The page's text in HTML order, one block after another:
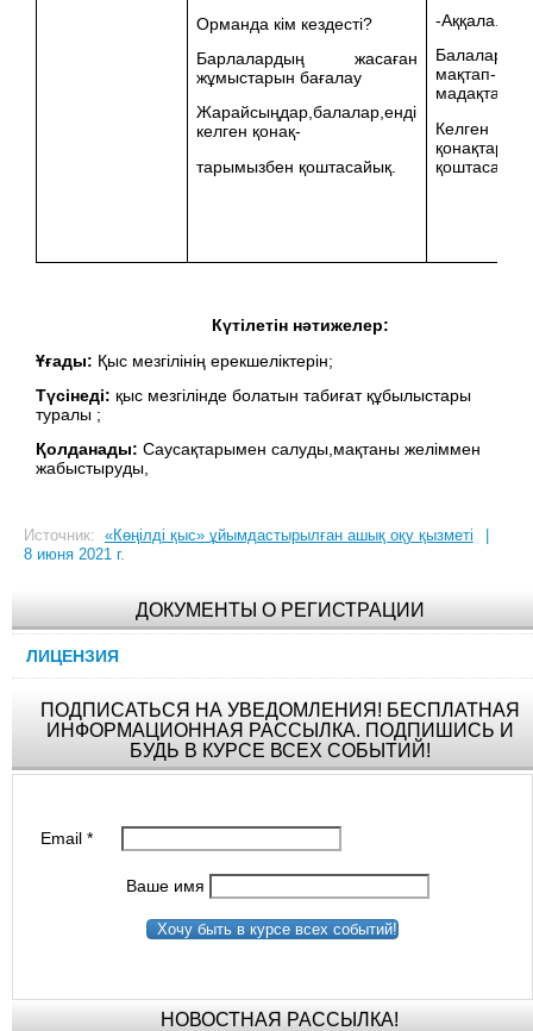
Орманда кім кездесті?
Барлалардың жасаған
жұмыстарын бағалау
Жарайсыңдар,балалар,енді
келген қонақ-
тарымызбен қоштасайық.
-Аққала.
Балаларды
мақтап-
мадақтау.
Келген
қоштасады
Күтілетін нәтижелер:
Ұғады: Қыс мезгілінің ерекшеліктерін;
Түсінеді: қыс мезгілінде болатын табиғат құбылыстары
туралы ;
Қолданады: Саусақтарымен салуды,мақтаны желіммен
жабыстыруды,
Источник: «Көңілді қыс» ұйымдастырылған ашық оқу қызметі
8 июня 2021 г.
ДОКУМЕНТЫ О РЕГИСТРАЦИИ
ЛИЦЕНЗИЯ
ПОДПИСАТЬСЯ НА УВЕДОМЛЕНИЯ! БЕСПЛАТНАЯ
ИНФОРМАЦИОННАЯ РАССЫЛКА. ПОДПИШИСЬ И
БУДЬ В КУРСЕ ВСЕХ СОБЫТИЙ!
Email*
Ваше имя
Хочу быть в курсе всех событий!
НОВОСТНАЯ РАССЫЛКА!